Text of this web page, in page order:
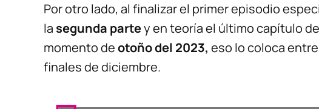
Por otro lado, al finalizar el primer episodio
la segunda partey en teoría el último capítulo
momento deotoño del 2023, eso lo coloca
finales de diciembre.